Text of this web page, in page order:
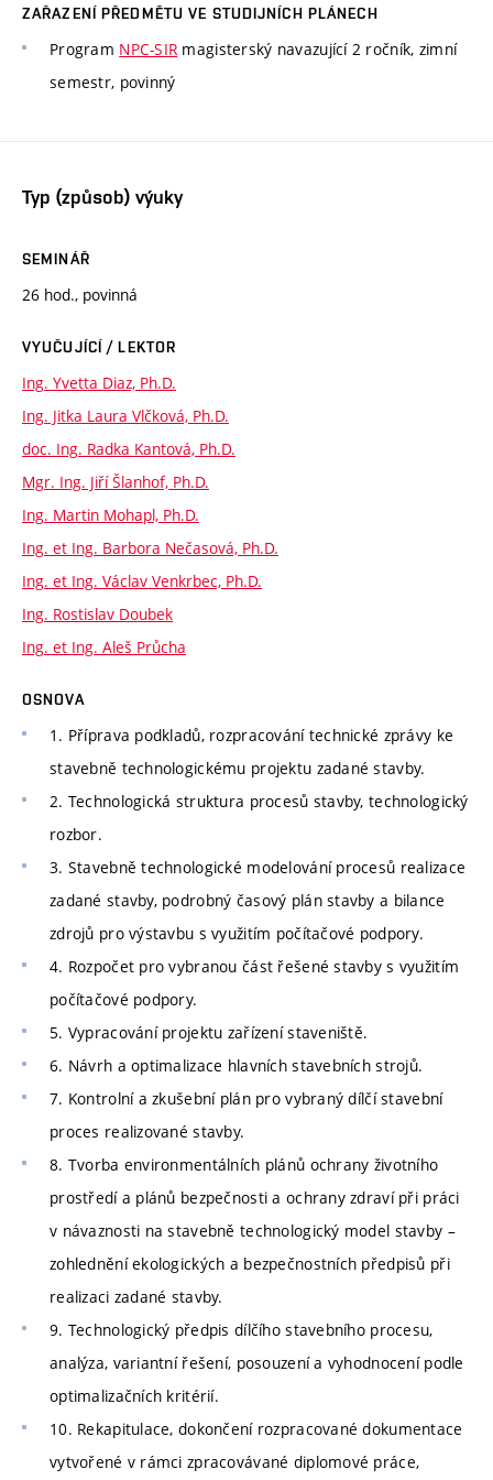
ZAŘAZENÍ PŘEDMĚTU VE STUDIJNÍCH PLÁNECH
Program NPC-SIR magisterský navazující 2 ročník, zimní
semestr, povinný
Typ (způsob) výuky
SEMINÁŘ
26 hod., povinná
VYUČUJÍCÍ / LEKTOR
Ing. Yvetta Diaz, Ph.D.
Ing. Jitka Laura Vlčková, Ph.D.
doc. Ing. Radka Kantová, Ph.D.
Mgr. Ing. Jiří Šlanhof, Ph.D.
Ing. Martin Mohapl, Ph.D.
Ing. et Ing. Barbora Nečasová, Ph.D.
Ing. et Ing. Václav Venkrbec, Ph.D.
Ing. Rostislav Doubek
Ing. et Ing. Aleš Průcha
OSNOVA
1. Příprava podkladů, rozpracování technické zprávy ke
stavebně technologickému projektu zadané stavby.
2. Technologická struktura procesů stavby, technologický
rozbor.
3. Stavebně technologické modelování procesů realizace
zadané stavby, podrobný časový plán stavby a bilance
zdrojů pro výstavbu s využitím počítačové podpory.
4. Rozpočet pro vybranou část řešené stavby s využitím
počítačové podpory.
5. Vypracování projektu zařízení staveniště.
6. Návrh a optimalizace hlavních stavebních strojů.
7. Kontrolní a zkušební plán pro vybraný dílčí stavební
proces realizované stavby.
8. Tvorba environmentálních plánů ochrany životního
prostředí a plánů bezpečnosti a ochrany zdraví při práci
v návaznosti na stavebně technologický model stavby –
zohlednění ekologických a bezpečnostních předpisů při
realizaci zadané stavby.
9. Technologický předpis dílčího stavebního procesu,
analýza, variantní řešení, posouzení a vyhodnocení podle
optimalizačních kritérií.
10. Rekapitulace, dokončení rozpracované dokumentace
vytvořené v rámci zpracovávané diplomové práce,